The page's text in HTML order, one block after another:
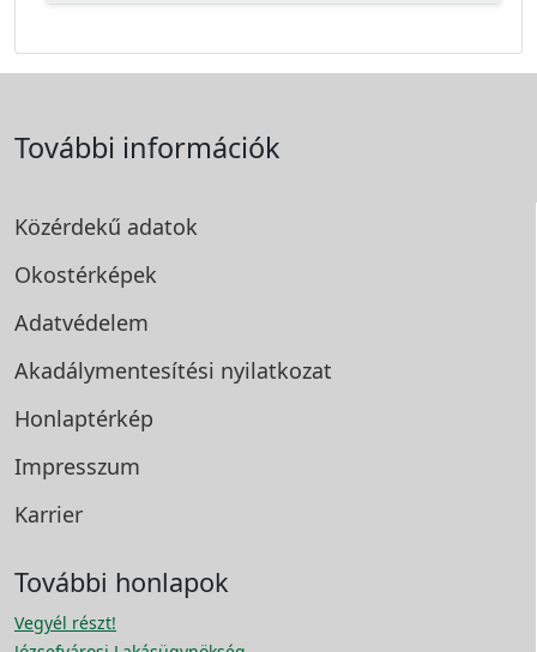
További információk
Közérdekű adatok
Okostérképek
Adatvédelem
Akadálymentesítési nyilatkozat
Honlaptérkép
Impresszum
Karrier
További honlapok
Vegyél részt!